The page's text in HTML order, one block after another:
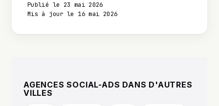
Publié le 23 mai 2026
Mis à jour le 16 mai 2026
AGENCES SOCIAL-ADS DANS D'AUTRES
VILLES